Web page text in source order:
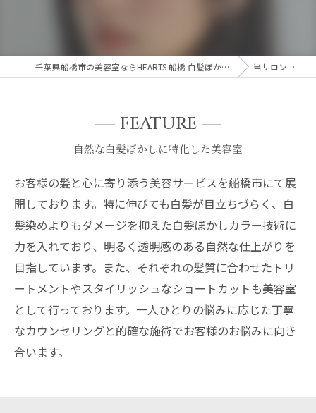
千葉県船橋市の美容室ならHEARTS 船橋 白髪ぼかし 脱白髪染め 当サロンの特徴
自然な白髪ぼかしに特化した美容室
FEATURE
お客様の髪と心に寄り添う美容サービスを船橋市にて展
開しております。特に伸びても白髪が目立ちづらく、白
髪染めよりもダメージを抑えた白髪ぼかしカラー技術に
力を入れており、明るく透明感のある自然な仕上がりを
目指しています。また、それぞれの髪質に合わせたトリ
ートメントやスタイリッシュなショートカットも美容室
として行っております。一人ひとりの悩みに応じた丁寧
なカウンセリングと的確な施術でお客様のお悩みに向き
合います。